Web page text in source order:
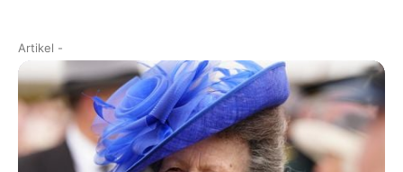
Artikel -